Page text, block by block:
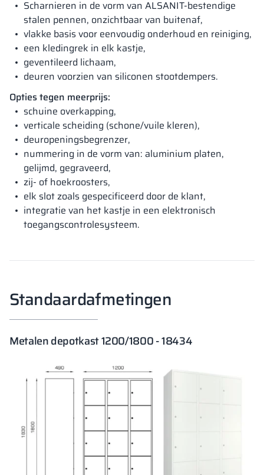
Scharnieren in de vorm van ALSANIT-bestendige
stalen pennen, onzichtbaar van buitenaf,
vlakke basis voor eenvoudig onderhoud en reiniging,
een kledingrek in elk kastje,
geventileerd lichaam,
deuren voorzien van siliconen stootdempers.
Opties tegen meerprijs:
schuine overkapping,
verticale scheiding (schone/vuile kleren),
deuropeningsbegrenzer,
nummering in de vorm van: aluminium platen,
gelijmd, gegraveerd,
zij- of hoekroosters,
elk slot zoals gespecificeerd door de klant,
integratie van het kastje in een elektronisch
toegangscontrolesysteem.
Standaardafmetingen
Metalen depotkast 1200/1800 - 18434